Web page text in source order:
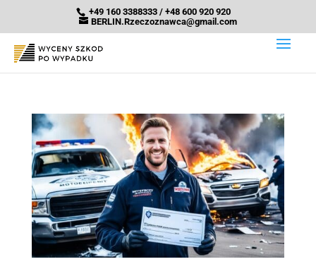
+49 160 3388333 / +48 600 920 920
BERLIN.Rzeczoznawca@gmail.com